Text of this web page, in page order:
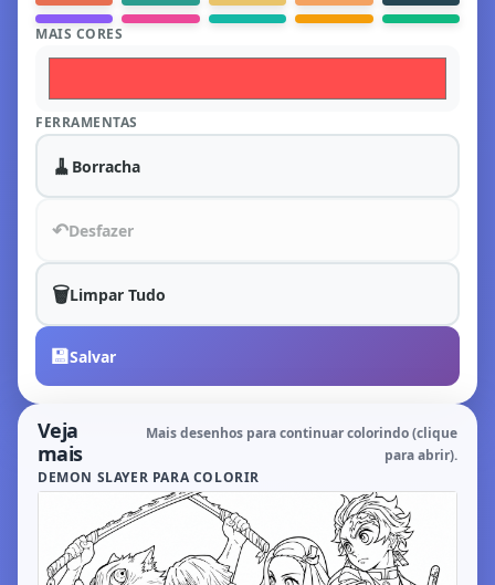
MAIS CORES
FERRAMENTAS
🧹 Borracha
↶Desfazer
🗑️Limpar Tudo
💾Salvar
Veja
mais
Mais desenhos para continuar colorindo (clique
para abrir).
DEMON SLAYER PARA COLORIR